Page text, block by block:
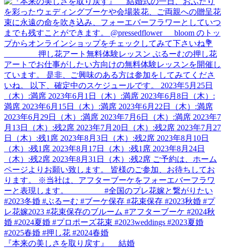
『本来の美しさを取り戻す』 結婚